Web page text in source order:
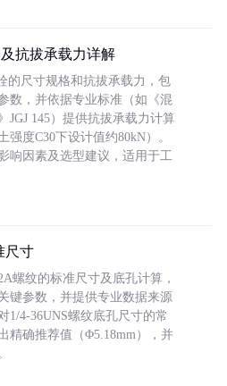
抗拔承载力详解
的尺寸规格和抗拔承载力，包
数，并依据专业标准（如《混
JGJ 145）提供抗拔承载力计算
度C30下设计值约80kN）。
响因素及选型建议，适用于工
尺寸
螺纹的标准尺寸及底孔计算，
键参数，并提供专业数据来源
1/4-36UNS螺纹底孔尺寸的常
精确推荐值（Φ5.18mm），并